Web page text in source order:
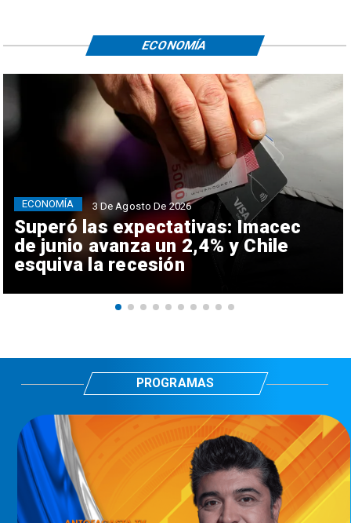
Superó las expectativas: Imacec
de junio avanza un 2,4% y Chile
esquiva la recesión
ECONOMÍA 3 De Agosto De 2026
ECONOMÍA
PROGRAMAS